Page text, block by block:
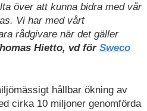
över att kunna bidra med vår
Vi har med vårt
rådgivare när det gäller
Hietto, vd för Sweco
hållbar ökning av
cirka 10 miljoner genomförda